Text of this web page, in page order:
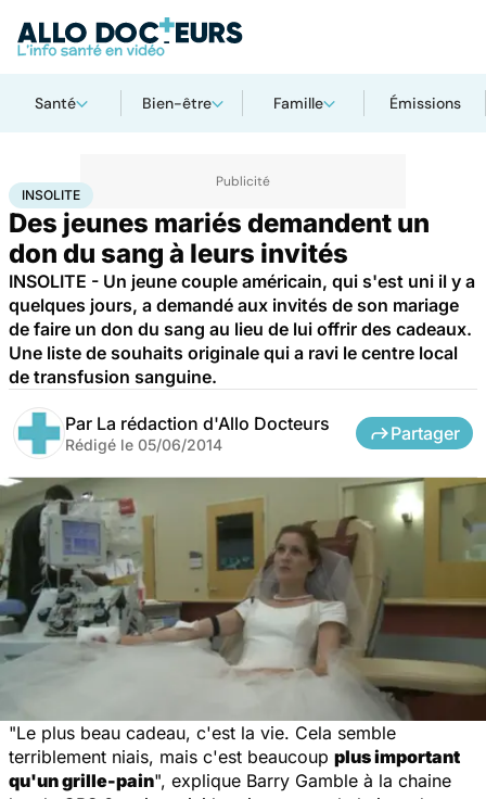
Santé Bien-être Famille Émissions
AccueilSanté
INSOLITE
Des jeunes mariés demandent un
don du sang à leurs invités
INSOLITE - Un jeune couple américain, qui s'est uni il y a
quelques jours, a demandé aux invités de son mariage
de faire un don du sang au lieu de lui offrir des cadeaux.
Une liste de souhaits originale qui a ravi le centre local
de transfusion sanguine.
Par La rédaction d'Allo Docteurs
Rédigé le 05/06/2014
Partager
"Le plus beau cadeau, c'est la vie. Cela semble
terriblement niais, mais c'est beaucoup plus important
qu'un grille-pain", explique Barry Gamble à la chaine